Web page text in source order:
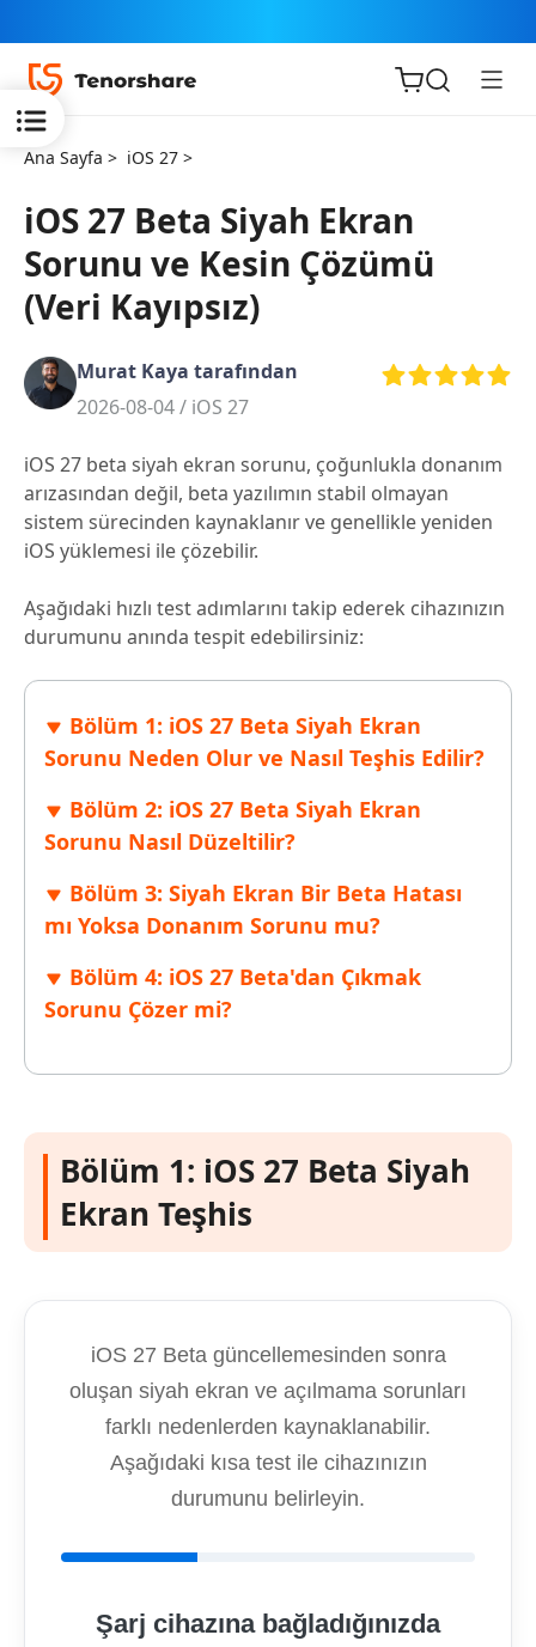
iOS için
ReiBoot
Tenorshare
PDNob
iAnyGo
Ana Sayfa > iOS 27 >
iOS 27 Beta Siyah Ekran
Sorunu ve Kesin Çözümü
(Veri Kayıpsız)
Murat Kaya tarafından
2026-08-04 / iOS 27
iOS 27 beta siyah ekran sorunu, çoğunlukla donanım
arızasından değil, beta yazılımın stabil olmayan
sistem sürecinden kaynaklanır ve genellikle yeniden
iOS yüklemesi ile çözebilir.
Aşağıdaki hızlı test adımlarını takip ederek cihazınızın
durumunu anında tespit edebilirsiniz:
Bölüm 1: iOS 27 Beta Siyah Ekran
Sorunu Neden Olur ve Nasıl Teşhis Edilir?
Bölüm 2: iOS 27 Beta Siyah Ekran
Sorunu Nasıl Düzeltilir?
Bölüm 3: Siyah Ekran Bir Beta Hatası
mı Yoksa Donanım Sorunu mu?
Bölüm 4: iOS 27 Beta'dan Çıkmak
Sorunu Çözer mi?
Bölüm 1: iOS 27 Beta Siyah
Ekran Teşhis
iOS 27 Beta güncellemesinden sonra
oluşan siyah ekran ve açılmama sorunları
farklı nedenlerden kaynaklanabilir.
Aşağıdaki kısa test ile cihazınızın
durumunu belirleyin.
Şarj cihazına bağladığınızda